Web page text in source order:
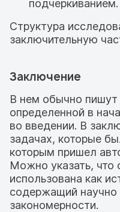
подчеркиванием.
Структура
заключительную
Заключение
В нем обычно
определенной в
во введении. В
задачах, которые
которым пришел
Можно указать,
использована как
содержащий научно
закономерности.